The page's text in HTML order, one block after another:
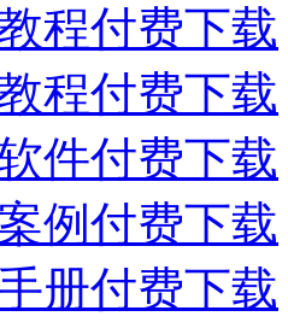
程付费下载
程付费下载
件付费下载
例付费下载
册付费下载